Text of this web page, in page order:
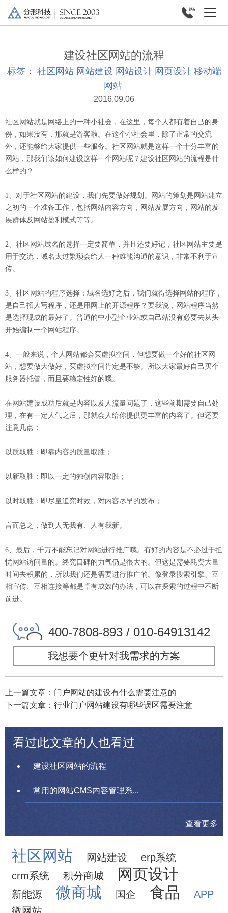
建设社区网站的流程
标签： 社区网站 网站建设 网站设计 网页设计 移动端
网站
2016.09.06
社区网站就是网络上的一种小社会，在这里，每个人都有着自己的身
份，如果没有，那就是游客啦。在这个小社会里，除了正常的交流
外，还能够给大家提供一些服务。社区网站就是这样一个十分丰富的
网站，那我们该如何建设这样一个网站呢？建设社区网站的流程是什
么样的？
1、对于社区网站的建设，我们先要做好规划。网站的策划是网站建立
之初的一个准备工作，包括网站内容方向，网站发展方向，网站的发
展群体及网站盈利模式等等。
2、社区网站域名的选择一定要简单，并且还要好记，社区网站主要是
用于交流，域名太过繁琐会给人一种难能沟通的意识，非常不利于宣
传。
3、社区网站的程序选择：域名选好之后，我们就得选择网站的程序，
是自己招人写程序，还是用网上的开源程序？要我说，网站程序当然
是选择现成的最好了。普通的中小型企业站或自己站没有必要去从头
开始编制一个网站程序。
4、一般来说，个人网站都会买虚拟空间，但想要做一个好的社区网
站，想要做大做好，买虚拟空间肯定是不够。所以大家最好自己买个
服务器托管，而且要稳定性好的哦。
在网站建设成功后就是内容以及人流量问题了，这些前期需要自己处
理，在有一定人气之后，那就会人给你提供更丰富的内容了。但还要
注意几点：
以质取胜：即靠内容的质量取胜；
以新取胜：即以一定的独创内容取胜；
以时取胜：即尽量追究时效，对内容尽早的发布；
言而总之，做到人无我有、人有我新。
6、最后，千万不能忘记对网站进行推广哦。有好的内容是不必过于担
忧网站访问量的。终究口碑的力气仍是很大的。但这是需要耗费大量
时间去积累的，所以我们还是需要进行推广的。像登录搜索引擎、互
相宣传、互相连接等都是卓有成效的办法，可以在探索的过程中不断
前进。
400-7808-893 / 010-64913142
我想要个更针对我需求的方案
上一篇文章：门户网站的建设有什么需要注意的
下一篇文章：行业门户网站建设有哪些误区需要注意
看过此文章的人也看过
建设社区网站的流程
常用的网站CMS内容管理系...
查看更多
社区网站 网站建设
erp系统
crm系统
积分商城 网页设计
新能源 微商城 国企 食品
APP